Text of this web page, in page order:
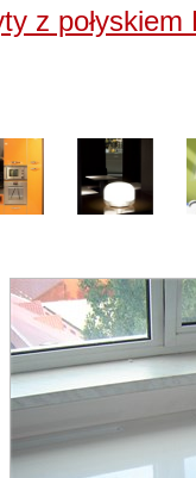
z